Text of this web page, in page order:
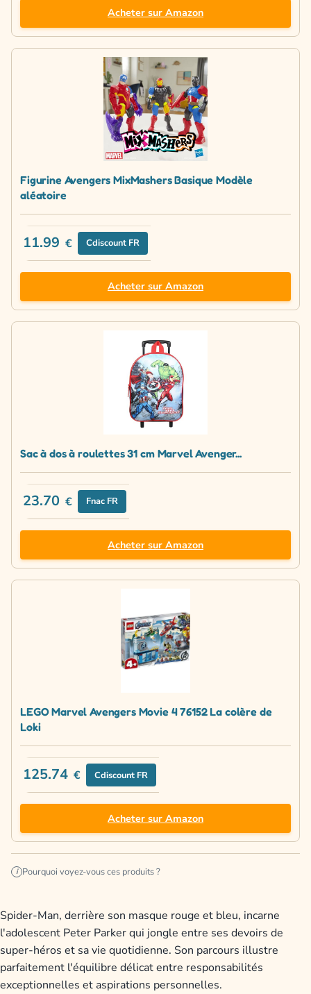
Acheter sur Amazon
Figurine Avengers MixMashers Basique Modèle
aléatoire
11.99 € Cdiscount FR
Acheter sur Amazon
Sac à dos à roulettes 31 cm Marvel Avenger...
23.70 € Fnac FR
Acheter sur Amazon
LEGO Marvel Avengers Movie 4 76152 La colère de
Loki
125.74 € Cdiscount FR
Acheter sur Amazon
i Pourquoi voyez-vous ces produits ?
Spider-Man, derrière son masque rouge et bleu, incarne
l'adolescent Peter Parker qui jongle entre ses devoirs de
super-héros et sa vie quotidienne. Son parcours illustre
parfaitement l'équilibre délicat entre responsabilités
exceptionnelles et aspirations personnelles.